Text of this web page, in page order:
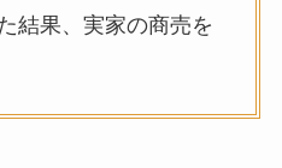
結果、実家の商売を